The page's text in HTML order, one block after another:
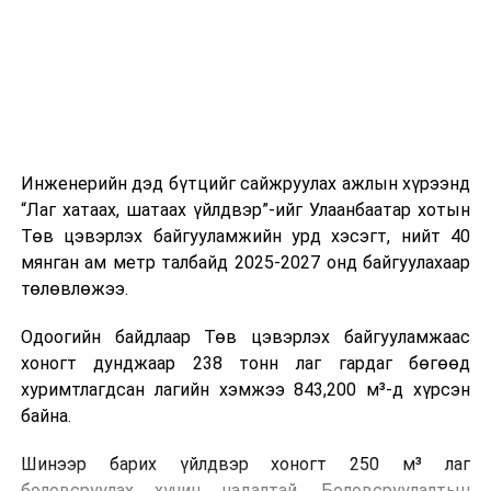
өдөр тутмын ажлын бэлэн байдлыг хангах зэрэг
практик ур чадварыг сургалтын хөтөлбөрт тусгажээ.
Сургалтыг танилцуулах лекц, асуулт-хариулт,
жишээнд суурилсан сургалт, багаар ажиллах дасгал,
танилцах, онцгой нөхцөлд ажиллах дадлага зэрэг
онол, практик хосолсон хэлбэрээр зохион байгуулж
байна.
зохион байгуулах Үндэсний хорооны Ажлын алба,
Инженерийн дэд бүтцийг сайжруулах ажлын хүрээнд
“Лаг хатаах, шатаах үйлдвэр”-ийг Улаанбаатар хотын
Төв цэвэрлэх байгууламжийн урд хэсэгт, нийт 40
мянган ам метр талбайд 2025-2027 онд байгуулахаар
төлөвлөжээ.
Одоогийн байдлаар Төв цэвэрлэх байгууламжаас
хоногт дунджаар 238 тонн лаг гардаг бөгөөд
хуримтлагдсан лагийн хэмжээ 843,200 м³-д хүрсэн
байна.
Шинээр барих үйлдвэр хоногт 250 м³ лаг